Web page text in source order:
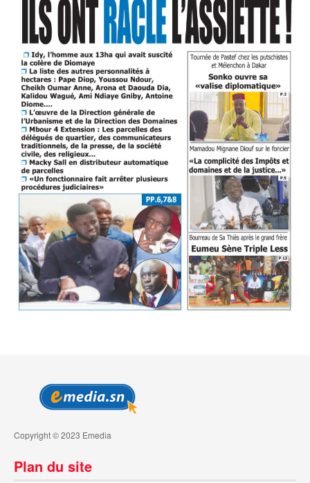
Copyright © 2023 Emedia
Plan du site